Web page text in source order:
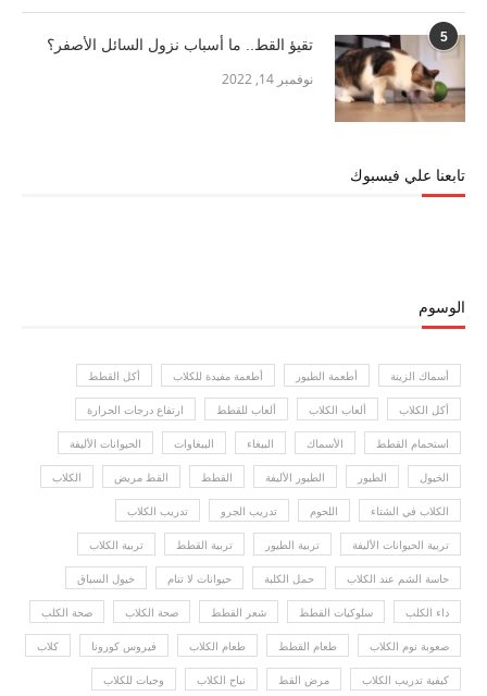
5 تقيؤ القط.. ما أسباب نزول السائل الأصفر؟
نوفمبر 14, 2022
تابعنا علي فيسبوك
الوسوم
أسماك الزينة أطعمة الطيور أطعمة مفيدة للكلاب أكل القطط
أكل الكلاب ألعاب الكلاب ألعاب للقطط ارتفاع درجات الحرارة
استحمام القطط الأسماك الببغاء الببغاوات الحيوانات الأليفة
الخيول الطيور الطيور الأليفة القطط القط مريض الكلاب
الكلاب في الشتاء اللحوم تدريب الجرو تدريب الكلاب
تربية الحيوانات الأليفة تربية الطيور تربية القطط تربية الكلاب
حاسة الشم عند الكلاب حمل الكلبة حيوانات لا تنام خيول السباق
داء الكلب سلوكيات القطط شعر القطط صحة الكلاب صحة الكلب
صعوبة نوم الكلاب طعام القطط طعام الكلاب فيروس كورونا كلاب
كيفية تدريب الكلاب مرض القط نباح الكلاب وجبات للكلاب